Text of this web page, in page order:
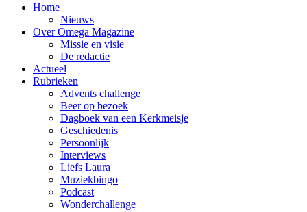
Home
Nieuws
Over Omega Magazine
Missie en visie
De redactie
Actueel
Rubrieken
Advents challenge
Beer op bezoek
Dagboek van een Kerkmeisje
Geschiedenis
Persoonlijk
Interviews
Liefs Laura
Muziekbingo
Podcast
Wonderchallenge